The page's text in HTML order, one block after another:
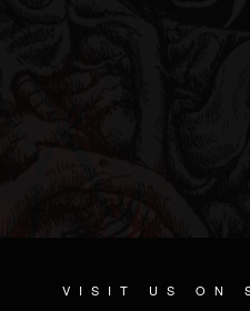
VISIT US ON